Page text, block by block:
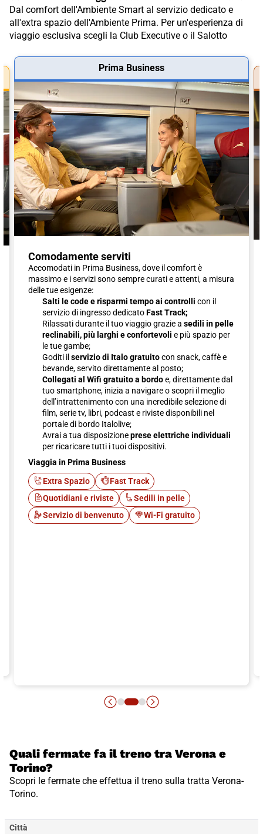
Dal comfort dell'Ambiente Smart al servizio dedicato e
all'extra spazio dell'Ambiente Prima. Per un'esperienza di
viaggio esclusiva scegli la Club Executive o il Salotto
Prima Business
Comodamente serviti
Accomodati in Prima Business, dove il comfort è
massimo e i servizi sono sempre curati e attenti, a misura
delle tue esigenze:
Salti le code e risparmi tempo ai controlli con il
servizio di ingresso dedicatoFast Track;
Rilassati durante il tuo viaggio grazie a sedili in pelle
reclinabili, più larghi e confortevoli e più spazio per
le tue gambe;
Goditi il servizio di Italo gratuitocon snack, caffè e
bevande, servito direttamente al posto;
Collegati al Wifi gratuito a bordoe, direttamente dal
tuo smartphone, inizia a navigare o scopri il meglio
dell’intrattenimento con una incredibile selezione di
film, serie tv, libri, podcast e riviste disponibili nel
portale di bordo Italolive;
Avrai a tua disposizioneprese elettriche individuali
per ricaricare tutti i tuoi dispositivi.
Viaggia in Prima Business
Extra Spazio
Fast Track
Quotidiani e riviste
Sedili in pelle
Servizio di benvenuto
Wi-Fi gratuito
Quali fermate fa il treno tra Verona e
Torino?
Scopri le fermate che effettua il treno sulla tratta Verona-
Torino.
Città